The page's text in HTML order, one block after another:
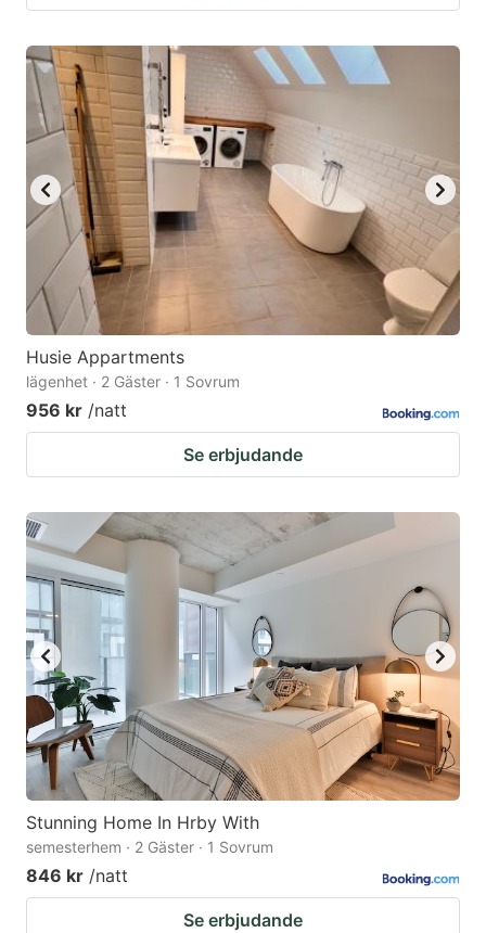
Husie Appartments
lägenhet · 2 Gäster · 1 Sovrum
956 kr /natt
Se erbjudande
Stunning Home In Hrby With
semesterhem · 2 Gäster · 1 Sovrum
846 kr /natt
Se erbjudande